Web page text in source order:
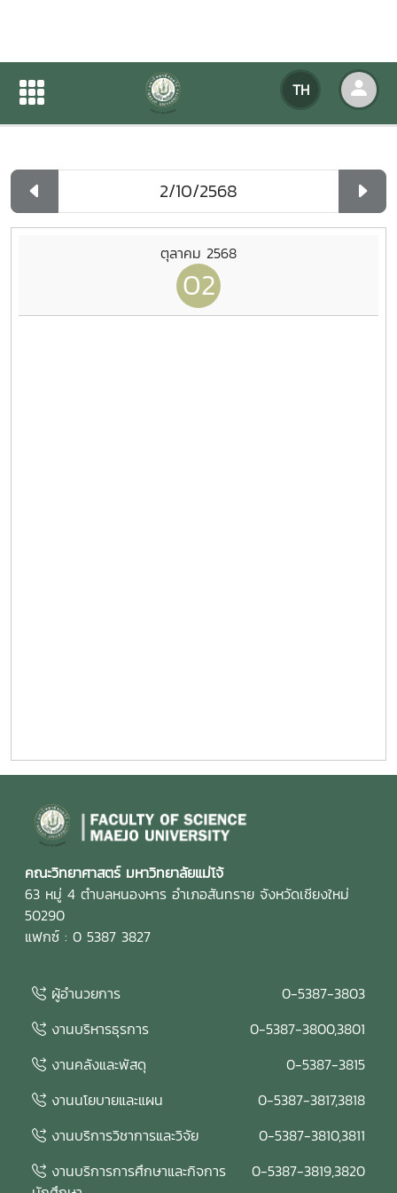
TH
ปฏิทินกิจกรรมของหน่วยงาน
ปฏิทินกิจกรรมของหน่วยงาน
ตุลาคม 2568
02
คณะวิทยาศาสตร์ มหาวิทยาลัยแม่โจ้
63 หมู่ 4 ตำบลหนองหาร อำเภอสันทราย จังหวัดเชียงใหม่
50290
แฟกซ์ : 0 5387 3827
ผู้อำนวยการ
0-5387-3803
งานบริหารธุรการ
0-5387-3800,3801
งานคลังและพัสดุ
0-5387-3815
งานนโยบายและแผน
0-5387-3817,3818
งานบริการวิชาการและวิจัย
0-5387-3810,3811
งานบริการการศึกษาและกิจการ
0-5387-3819,3820